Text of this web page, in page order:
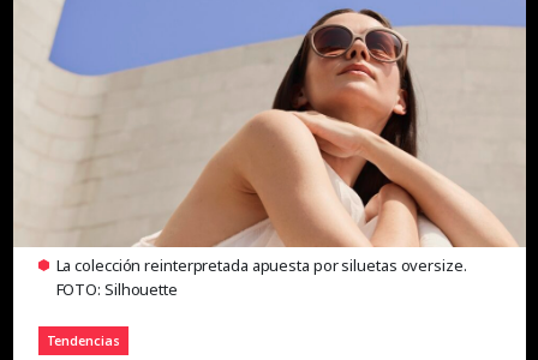
La colección reinterpretada apuesta por siluetas oversize.
FOTO: Silhouette
Tendencias